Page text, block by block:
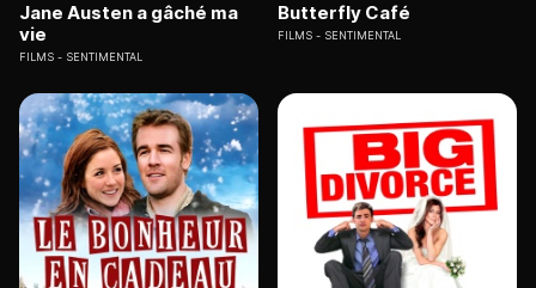
Jane Austen a gâché ma
vie
FILMS SENTIMENTAL
Butterfly Café
FILMS SENTIMENTAL